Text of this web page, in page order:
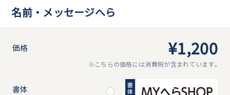
名前・メッセージへら
価格 ¥1,200
※こちらの価格には消費税が含まれています｡
書体